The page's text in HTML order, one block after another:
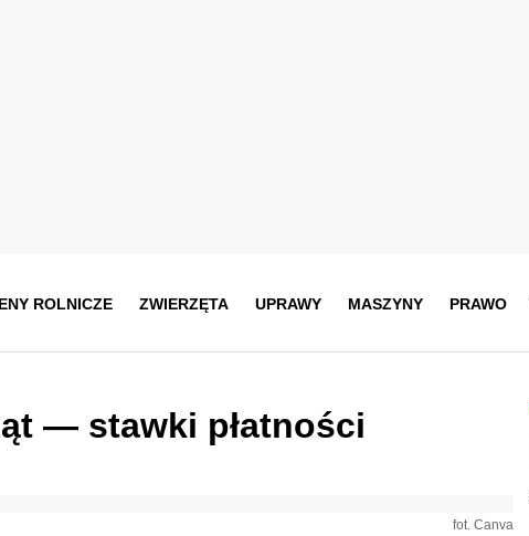
ROLNICZE ZWIERZĘTA UPRAWY MASZYNY PRAWO
— stawki płatności
fot. Canva